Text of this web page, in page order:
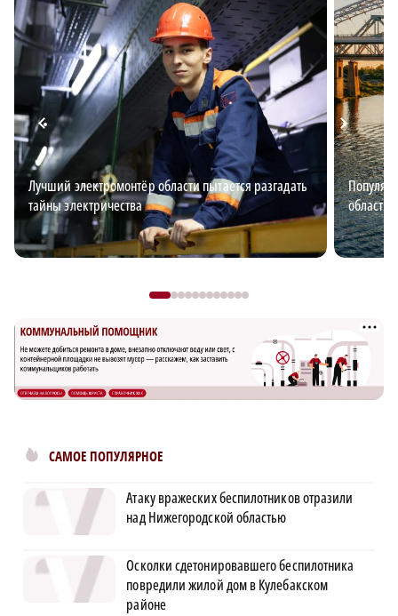
Лучший электромонтёр области пытается разгадать
тайны электричества
области
САМОЕ ПОПУЛЯРНОЕ
Атаку вражеских беспилотников отразили
над Нижегородской областью
Осколки сдетонировавшего беспилотника
повредили жилой дом в Кулебакском
районе